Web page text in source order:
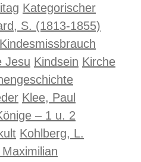
Kategorischer
S. (1813-1855)
Kindesmissbrauch
Jesu Kindsein Kirche
Klee, Paul
– 1 u. 2
Kohlberg, L.